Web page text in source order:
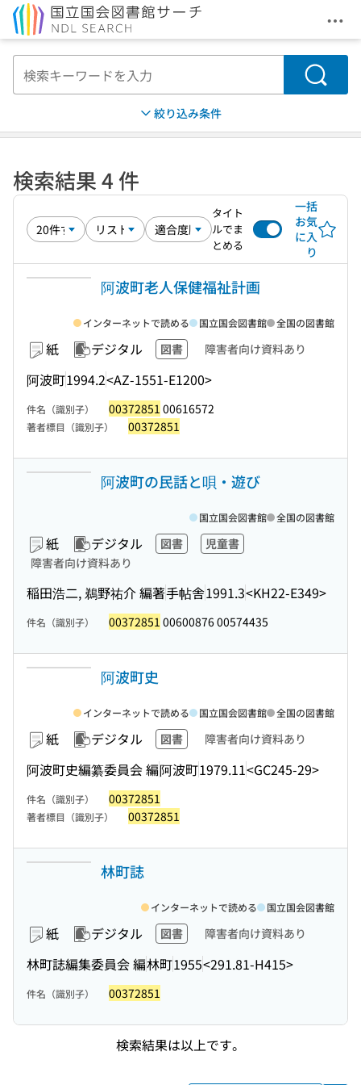
メ
検索
絞り込み条件
検索結果 4 件
タイト
ルでま
とめる
一括
お気
に入
り
阿波町老人保健福祉計画
紙 デジタル 図書 障害者向け資料あり
阿波町1994.2<AZ-1551-E1200>
インターネットで読める 国立国会図書館 全国の図書館
件名（識別子） 00372851 00616572
著者標目（識別子） 00372851
阿波町の民話と唄・遊び
紙 デジタル 図書
児童書
障害者向け資料あり
稲田浩二, 鵜野祐介 編著手帖舎1991.3<KH22-E349>
国立国会図書館 全国の図書館
件名（識別子） 00372851 00600876 00574435
阿波町史
紙 デジタル 図書 障害者向け資料あり
阿波町史編纂委員会 編阿波町1979.11<GC245-29>
インターネットで読める 国立国会図書館 全国の図書館
件名（識別子） 00372851
著者標目（識別子） 00372851
林町誌
紙 デジタル 図書 障害者向け資料あり
林町誌編集委員会 編林町1955<291.81-H415>
インターネットで読める 国立国会図書館
件名（識別子） 00372851
検索結果は以上です。